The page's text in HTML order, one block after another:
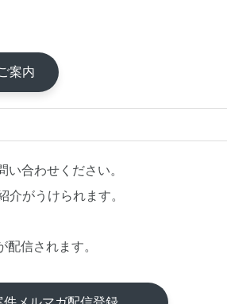
案内
合わせください。
がうけられます。
信されます。